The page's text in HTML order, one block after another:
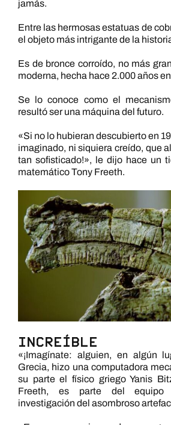
jamás.
Entre las hermosas estatuas de
el objeto más intrigante de la
Es de bronce corroído, no más
moderna, hecha hace 2.000 años
Se lo conoce como el
resultó ser una máquina del futuro.
«Si no lo hubieran descubierto en
imaginado, ni siquiera creído, que
tan sofisticado!», le dijo hace un
matemático Tony Freeth.
Increíble
«¡Imagínate: alguien, en algún
Grecia, hizo una computadora
su parte el físico griego Yanis
Freeth, es parte del equipo
investigación del asombroso